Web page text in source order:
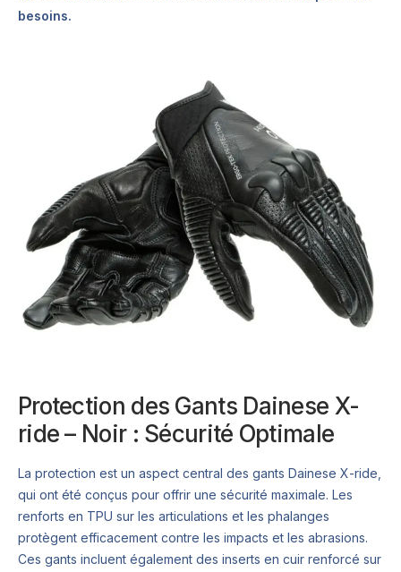
besoins.
Protection des Gants Dainese X-
ride – Noir : Sécurité Optimale
La protection est un aspect central des gants Dainese X-ride,
qui ont été conçus pour offrir une sécurité maximale. Les
renforts en TPU sur les articulations et les phalanges
protègent efficacement contre les impacts et les abrasions.
Ces gants incluent également des inserts en cuir renforcé sur